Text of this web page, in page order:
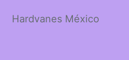
Hardvanes México